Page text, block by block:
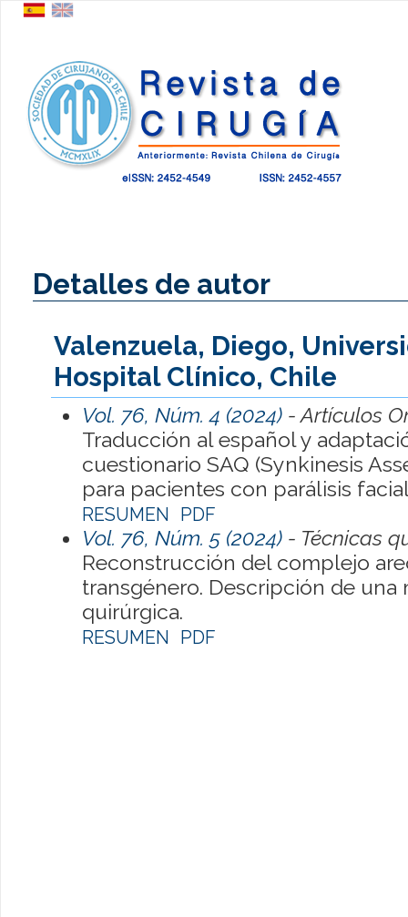
Detalles de autor
Valenzuela, Diego,
Hospital Clínico, Chile
Vol. 76, Núm. 4 (2024)- Artículos
Traducción al español y
cuestionario SAQ (Synkinesis
para pacientes con parálisis
RESUMEN PDF
Vol. 76, Núm. 5 (2024)- Técnicas
Reconstrucción del complejo
transgénero. Descripción de
quirúrgica.
RESUMEN PDF